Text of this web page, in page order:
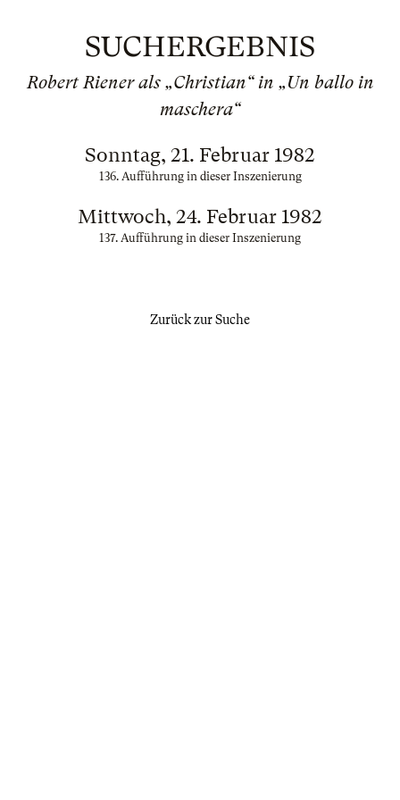
SUCHERGEBNIS
Robert Riener als „Christian“ in „Un ballo in
maschera“
Sonntag, 21. Februar 1982
136. Aufführung in dieser Inszenierung
Mittwoch, 24. Februar 1982
137. Aufführung in dieser Inszenierung
Zurück zur Suche